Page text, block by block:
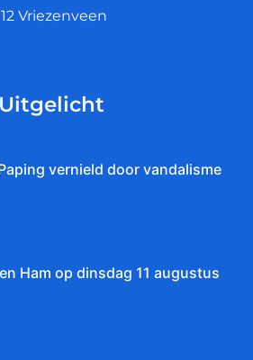
Vriezenveen
Uitgelicht
vernield door vandalisme
Ham op dinsdag 11 augustus